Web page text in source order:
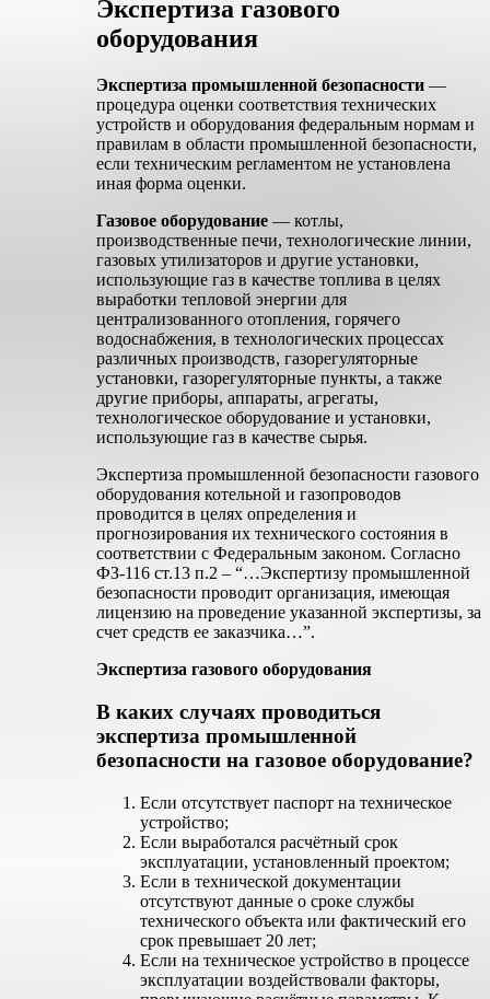
Экспертиза газового
оборудования
Экспертиза промышленной безопасности —
процедура оценки соответствия технических
устройств и оборудования федеральным нормам и
правилам в области промышленной безопасности,
если техническим регламентом не установлена
иная форма оценки.
Газовое оборудование — котлы,
производственные печи, технологические линии,
газовых утилизаторов и другие установки,
использующие газ в качестве топлива в целях
выработки тепловой энергии для
централизованного отопления, горячего
водоснабжения, в технологических процессах
различных производств, газорегуляторные
установки, газорегуляторные пункты, а также
другие приборы, аппараты, агрегаты,
технологическое оборудование и установки,
использующие газ в качестве сырья.
Экспертиза промышленной безопасности газового
оборудования котельной и газопроводов
проводится в целях определения и
прогнозирования их технического состояния в
соответствии с Федеральным законом. Согласно
ФЗ-116 ст.13 п.2 – “…Экспертизу промышленной
безопасности проводит организация, имеющая
лицензию на проведение указанной экспертизы, за
счет средств ее заказчика…”.
Экспертиза газового оборудования
В каких случаях проводиться
экспертиза промышленной
безопасности на газовое оборудование?
Если отсутствует паспорт на техническое
устройство;
Если выработался расчётный срок
эксплуатации, установленный проектом;
Если в технической документации
отсутствуют данные о сроке службы
технического объекта или фактический его
срок превышает 20 лет;
Если на техническое устройство в процессе
эксплуатации воздействовали факторы,